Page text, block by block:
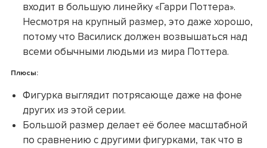
входит в большую линейку «Гарри Поттера».
Несмотря на крупный размер, это даже хорошо,
потому что Василиск должен возвышаться над
всеми обычными людьми из мира Поттера.
Плюсы:
Фигурка выглядит потрясающе даже на фоне
других из этой серии.
Большой размер делает её более масштабной
по сравнению с другими фигурками, так что в